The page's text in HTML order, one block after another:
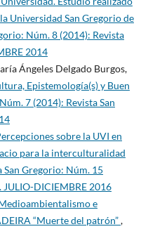
Universidad San Gregorio de
Núm. 8 (2014): Revista
2014
Ángeles Delgado Burgos,
Epistemología(s) y Buen
7 (2014): Revista San
sobre la UVI en
para la interculturalidad
San Gregorio: Núm. 15
JULIO-DICIEMBRE 2016
e
“Muerte del patrón”,